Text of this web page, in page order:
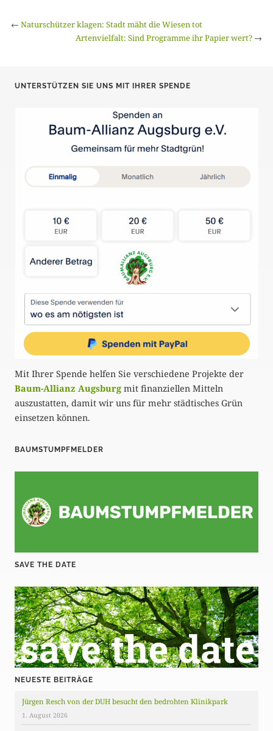
← Naturschützer klagen: Stadt mäht die Wiesen tot
Artenvielfalt: Sind Programme ihr Papier wert? →
UNTERSTÜTZEN SIE UNS MIT IHRER SPENDE
Mit Ihrer Spende helfen Sie verschiedene Projekte der
Baum-Allianz Augsburg mit finanziellen Mitteln
auszustatten, damit wir uns für mehr städtisches Grün
einsetzen können.
BAUMSTUMPFMELDER
SAVE THE DATE
NEUESTE BEITRÄGE
Jürgen Resch von der DUH besucht den bedrohten Klinikpark
1. August 2026